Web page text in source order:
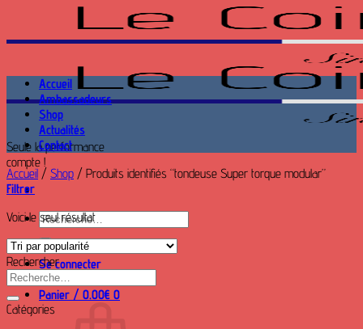
contenu
Seule la performance
compte !
Recherche
pour :
Se connecter
Panier / 0.00€ 0
Accueil
Ambassadeurs
Shop
Actualités
Contact
Accueil / Shop / Produits identifiés “tondeuse Super torque modular”
Filtrer
Voici le seul résultat
Rechercher
Recherche
pour :
Catégories